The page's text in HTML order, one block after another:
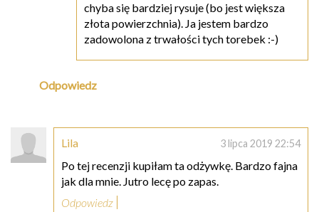
chyba się bardziej rysuje (bo jest większa
złota powierzchnia). Ja jestem bardzo
zadowolona z trwałości tych torebek :-)
Odpowiedz
Lila 3 lipca 2019 22:54
Po tej recenzji kupiłam ta odżywkę. Bardzo fajna
jak dla mnie. Jutro lecę po zapas.
Odpowiedz